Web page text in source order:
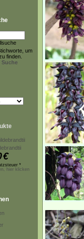
um
finden.
Suche
€
*
hier klicken